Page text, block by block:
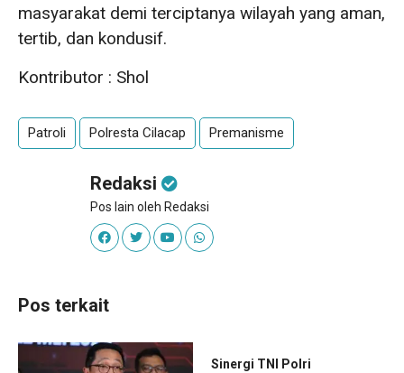
masyarakat demi terciptanya wilayah yang aman,
tertib, dan kondusif.
Kontributor : Shol
Patroli Polresta Cilacap Premanisme
Redaksi
Pos lain oleh Redaksi
Pos terkait
Sinergi TNI Polri